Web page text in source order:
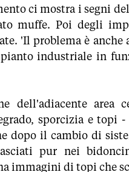
ci mostra i segni
muffe. Poi degli
'Il problema è anche
industriale in
dell'adiacente area
sporcizia e topi
dopo il cambio di
pur nei
immagini di topi che